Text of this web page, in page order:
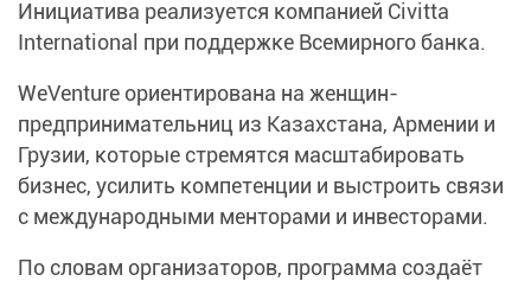
Инициатива реализуется компанией Civitta
International при поддержке Всемирного банка.
WeVenture ориентирована на женщин-
предпринимательниц из Казахстана, Армении и
Грузии, которые стремятся масштабировать
бизнес, усилить компетенции и выстроить связи
с международными менторами и инвесторами.
По словам организаторов, программа создаёт